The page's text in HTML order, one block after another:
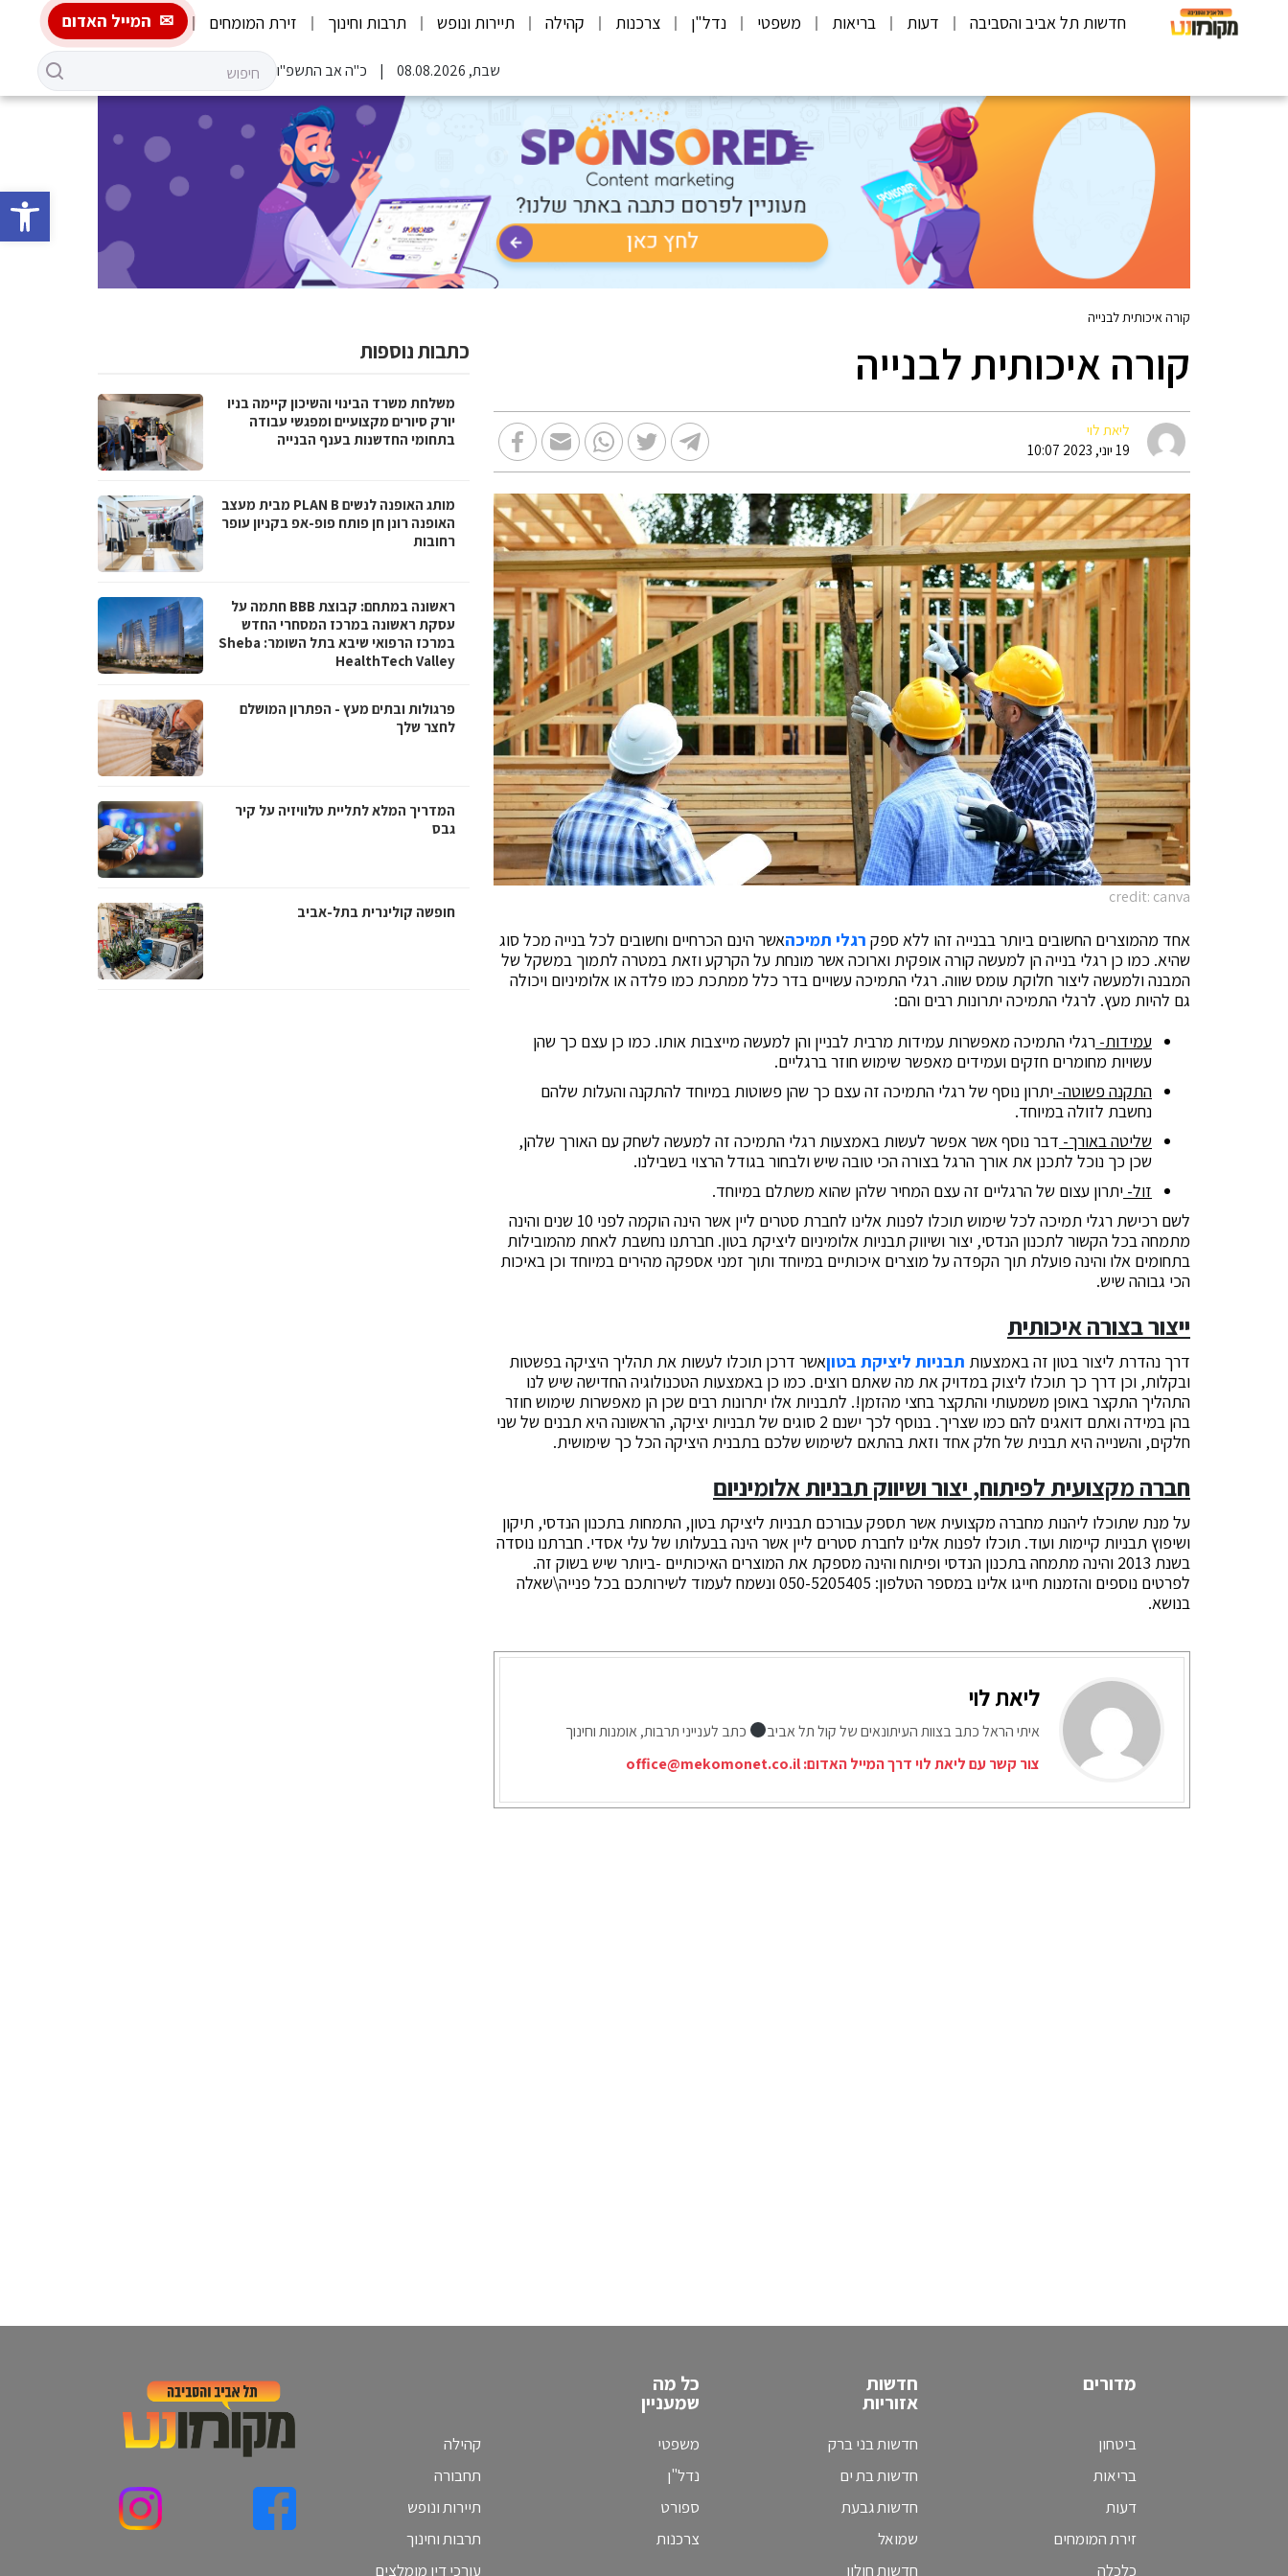
פתח
חדשות תל אביב והסביבה דעות בריאות משפטי נדל"ן צרכנות קהילה תיירות ונופש תרבות וחינוך זירת המומחים המייל האדום
שבת, 08.08.2026 כ"ה אב התשפ"ו
קורה איכותית לבנייה
קורה איכותית לבנייה
ליאת לוי
19 יוני, 2023 10:07
credit: canva
אחד מהמוצרים החשובים ביותר בבנייה זהו ללא ספק רגלי תמיכהאשר הינם הכרחיים וחשובים לכל בנייה מכל סוג
שהיא. כמו כן רגלי בנייה הן למעשה קורה אופקית וארוכה אשר מונחת על הקרקע וזאת במטרה לתמוך במשקל של
המבנה ולמעשה ליצור חלוקת עומס שווה. רגלי התמיכה עשויים בדר כלל ממתכת כמו פלדה או אלומיניום ויכולה
גם להיות מעץ. לרגלי התמיכה יתרונות רבים והם:
עמידות- רגלי התמיכה מאפשרות עמידות מרבית לבניין והן למעשה מייצבות אותו. כמו כן עצם כך שהן
עשויות מחומרים חזקים ועמידים מאפשר שימוש חוזר ברגליים.
התקנה פשוטה- יתרון נוסף של רגלי התמיכה זה עצם כך שהן פשוטות במיוחד להתקנה והעלות שלהם
נחשבת לזולה במיוחד.
שליטה באורך- דבר נוסף אשר אפשר לעשות באמצעות רגלי התמיכה זה למעשה לשחק עם האורך שלהן,
שכן כך נוכל לתכנן את אורך הרגל בצורה הכי טובה שיש ולבחור בגודל הרצוי בשבילנו.
זול- יתרון עצום של הרגליים זה עצם המחיר שלהן שהוא משתלם במיוחד.
לשם רכישת רגלי תמיכה לכל שימוש תוכלו לפנות אלינו לחברת סטרים ליין אשר הינה הוקמה לפני 10 שנים והינה
מתמחה בכל הקשור לתכנון הנדסי, יצור ושיווק תבניות אלומיניום ליציקת בטון. חברתנו נחשבת לאחת מהמובילות
בתחומים אלו והינה פועלת תוך הקפדה על מוצרים איכותיים במיוחד ותוך זמני אספקה מהירים במיוחד וכן באיכות
הכי גבוהה שיש.
ייצור בצורה איכותית
דרך נהדרת ליצור בטון זה באמצעות תבניות ליציקת בטוןאשר דרכן תוכלו לעשות את תהליך היציקה בפשטות
ובקלות, וכן דרך כך תוכלו ליצוק במדויק את מה שאתם רוצים. כמו כן באמצעות הטכנולוגיה החדישה שיש לנו
התהליך התקצר באופן משמעותי והתקצר בחצי מהזמן!. לתבניות אלו יתרונות רבים שכן הן מאפשרות שימוש חוזר
בהן במידה ואתם דואגים להם כמו שצריך. בנוסף לכך ישנם 2 סוגים של תבניות יציקה, הראשונה היא תבנים של שני
חלקים, והשנייה היא תבנית של חלק אחד וזאת בהתאם לשימוש שלכם בתבנית היציקה הכל כך שימושית.
חברה מקצועית לפיתוח, יצור ושיווק תבניות אלומיניום
על מנת שתוכלו ליהנות מחברה מקצועית אשר תספק עבורכם תבניות ליציקת בטון, התמחות בתכנון הנדסי, תיקון
ושיפוץ תבניות קיימות ועוד. תוכלו לפנות אלינו לחברת סטרים ליין אשר הינה בבעלותו של עלי אסדי. חברתנו נוסדה
בשנת 2013 והינה מתמחה בתכנון הנדסי ופיתוח והינה מספקת את המוצרים האיכותיים -ביותר שיש בשוק זה.
לפרטים נוספים והזמנות חייגו אלינו במספר הטלפון: 050-5205405 ונשמח לעמוד לשירותכם בכל פנייה\שאלה
בנושא.
ליאת לוי
איתי הראל כתב בצוות העיתונאים של קול תל אביב
כתב לענייני תרבות, אומנות וחינוך
צור קשר עם ליאת לוי דרך המייל האדום:office@mekomonet.co.il
כתבות נוספות
משלחת משרד הבינוי והשיכון קיימה בניו
יורק סיורים מקצועיים ומפגשי עבודה
בתחומי החדשנות בענף הבנייה
מותג האופנה לנשים PLAN B מבית מעצב
האופנה רונן חן פותח פופ-אפ בקניון עופר
רחובות
ראשונה במתחם: קבוצת BBB חתמה על
עסקת ראשונה במרכז המסחרי החדש
במרכז הרפואי שיבא בתל השומר: Sheba
HealthTech Valley
פרגולות ובתים מעץ - הפתרון המושלם
לחצר שלך
המדריך המלא לתליית טלוויזיה על קיר
גבס
חופשה קולינרית בתל-אביב
מדורים
ביטחון
בריאות
דעות
זירת המומחים
כלכלה
חדשות
אזוריות
חדשות בני ברק
חדשות בת ים
חדשות גבעת
שמואל
חדשות חולון
כל מה
שמעניין
משפטי
נדל"ן
ספורט
צרכנות
קהילה
תחבורה
תיירות ונופש
תרבות וחינוך
עורכי דין מומלצים